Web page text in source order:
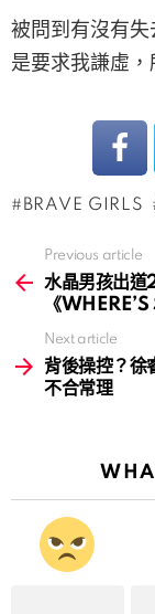
被問到有沒有
是要求我謙虛，
BRAVE GIRLS
more
Previous article
水晶男孩出道
《WHERE’S
Next article
背後操控？
不合常理